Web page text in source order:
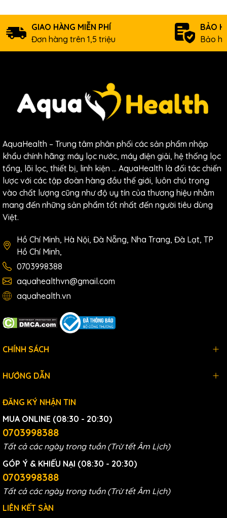
GIAO HÀNG MIỄN PHÍ
Đơn hàng trên 1,5 triệu
BẢO
Bảo
AquaHealth – Trung tâm phân phối các sản phẩm nhập
khẩu chính hãng: máy lọc nước, máy điện giải, hệ thống lọc
tổng, lõi lọc, thiết bị, linh kiện … AquaHealth là đối tác chiến
lược với các tập đoàn hàng đầu thế giới, luôn chú trọng
vào chất lượng cũng như độ uy tín của thương hiệu nhằm
mang đến những sản phẩm tốt nhất đến người tiêu dùng
Việt.
Hồ Chí Minh, Hà Nội, Đà Nẵng, Nha Trang, Đà Lạt, TP
Hồ Chí Minh,
0703998388
aquahealthvn@gmail.com
aquahealth.vn
CHÍNH SÁCH
HƯỚNG DẪN
ĐĂNG KÝ NHẬN TIN
MUA ONLINE (08:30 - 20:30)
0703998388
Tất cả các ngày trong tuần (Trừ tết Âm Lịch)
GÓP Ý & KHIẾU NẠI (08:30 - 20:30)
0703998388
Tất cả các ngày trong tuần (Trừ tết Âm Lịch)
LIÊN KẾT SÀN